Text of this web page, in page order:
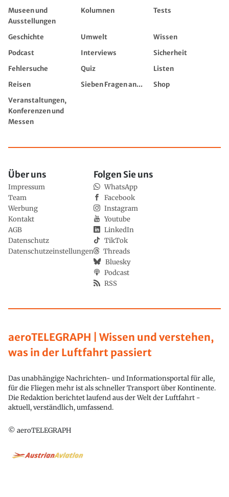
Museen und
Ausstellungen
Kolumnen Tests
Geschichte Umwelt
Wissen
Podcast
Interviews
Sicherheit
Fehlersuche
Quiz
Listen
Reisen
Sieben Fragen an...
Shop
Veranstaltungen,
Konferenzen und
Messen
aeroTELEGRAPH | Wissen und verstehen,
was in der Luftfahrt passiert
Das unabhängige Nachrichten- und Informationsportal für alle,
für die Fliegen mehr ist als schneller Transport über Kontinente.
Die Redaktion berichtet laufend aus der Welt der Luftfahrt -
aktuell, verständlich, umfassend.
© aeroTELEGRAPH
Über uns
Impressum
Team
Werbung
Kontakt
AGB
Datenschutz
Datenschutzeinstellungen
Folgen Sie uns
WhatsApp
Facebook
Instagram
Youtube
LinkedIn
TikTok
Threads
Bluesky
Podcast
RSS